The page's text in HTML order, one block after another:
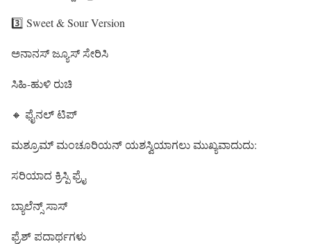
3️⃣ Sweet & Sour Version
ಅನಾನಸ್ ಜ್ಯೂಸ್ ಸೇರಿಸಿ
ಸಿಹಿ-ಹುಳಿ ರುಚಿ
🔸 ಫೈನಲ್ ಟಿಪ್
ಮಶ್ರೂಮ್ ಮಂಚೂರಿಯನ್ ಯಶಸ್ವಿಯಾಗಲು ಮುಖ್ಯವಾದುದು:
ಸರಿಯಾದ ಕ್ರಿಸ್ಪಿ ಫ್ರೈ
ಬ್ಯಾಲೆನ್ಸ್ ಸಾಸ್
ಫ್ರೆಶ್ ಪದಾರ್ಥಗಳು